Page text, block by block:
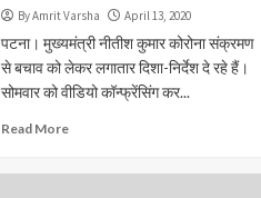
By Amrit Varsha April 13, 2020
पटना। मुख्यमंत्री नीतीश कुमार कोरोना संक्रमण
से बचाव को लेकर लगातार दिशा-निर्देश दे रहे हैं।
सोमवार को वीडियो कॉन्फ्रेंसिंग कर...
Read More